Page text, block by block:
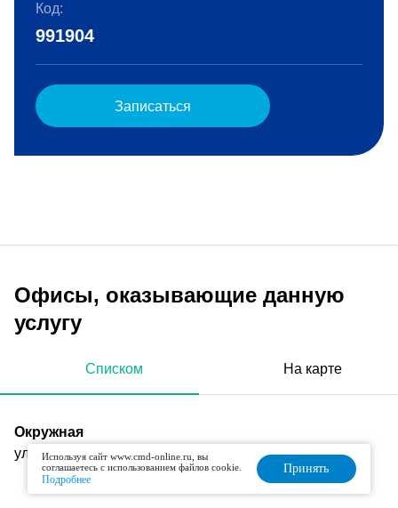
Код:
991904
Записаться
Офисы, оказывающие данную
услугу
Списком На карте
Окружная
ул. Большая Академическая, д. 85, корп. 3
Используя сайт www.cmd-online.ru, вы
соглашаетесь с использованием файлов cookie.
Подробнее
Принять